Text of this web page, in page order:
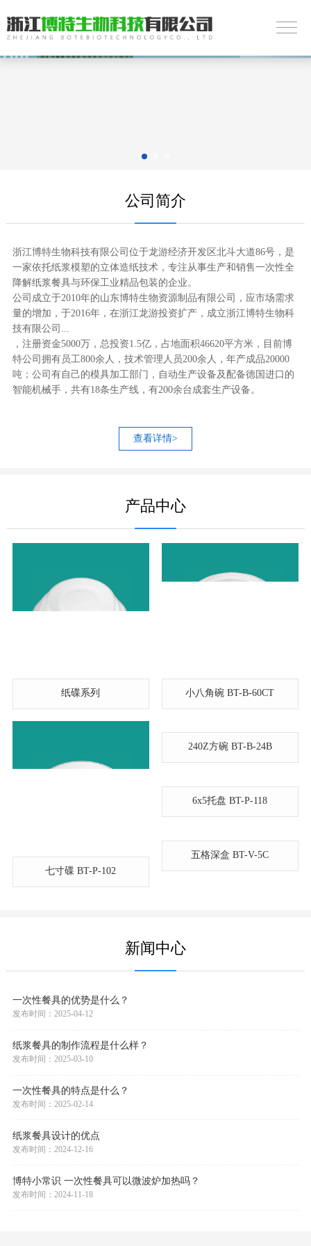
公司简介
浙江博特生物科技有限公司位于龙游经济开发区北斗大道86号，是
一家依托纸浆模塑的立体造纸技术，专注从事生产和销售一次性全
降解纸浆餐具与环保工业精品包装的企业。
公司成立于2010年的山东博特生物资源制品有限公司，应市场需求
量的增加，于2016年，在浙江龙游投资扩产，成立浙江博特生物科
技有限公司...
，注册资金5000万，总投资1.5亿，占地面积46620平方米，目前博
特公司拥有员工800余人，技术管理人员200余人，年产成品20000
吨；公司有自己的模具加工部门，自动生产设备及配备德国进口的
智能机械手，共有18条生产线，有200余台成套生产设备。
查看详情>
产品中心
纸碟系列 小八角碗 BT-B-60CT
七寸碟 BT-P-102
240Z方碗 BT-B-24B
6x5托盘 BT-P-118
五格深盒 BT-V-5C
新闻中心
一次性餐具的优势是什么？
发布时间：2025-04-12
纸浆餐具的制作流程是什么样？
发布时间：2025-03-10
一次性餐具的特点是什么？
发布时间：2025-02-14
纸浆餐具设计的优点
发布时间：2024-12-16
博特小常识 一次性餐具可以微波炉加热吗？
发布时间：2024-11-18